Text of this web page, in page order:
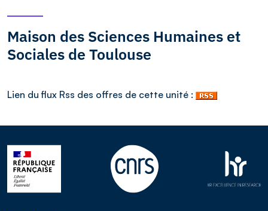
Maison des Sciences Humaines et
Sociales de Toulouse
Lien du flux Rss des offres de cette unité :